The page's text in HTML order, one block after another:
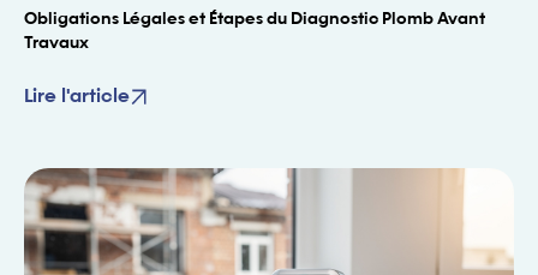
Obligations Légales et Étapes du Diagnostic Plomb Avant
Travaux
Lire l'article